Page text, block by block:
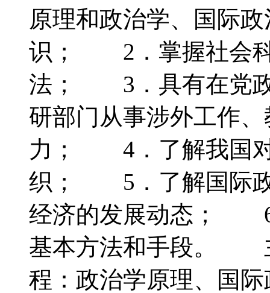
原理和政治学、国际
识； 2．掌握社会科
法； 3．具有在党政
研部门从事涉外工作
力； 4．了解我国对
织； 5．了解国际政
经济的发展动态； 6
基本方法和手段。
程：政治学原理、国